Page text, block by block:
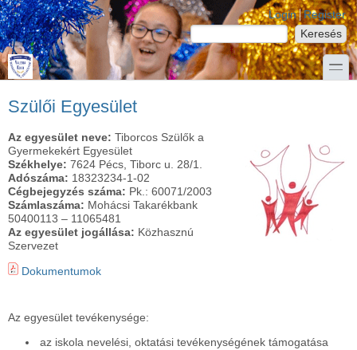
Ugrás a tartalomra
Skip to search
Login links Login Register
Keresés űrlap
Keresés
toggle
Szülői Egyesület
Az egyesület neve: Tiborcos Szülők a
Gyermekekért Egyesület
Székhelye: 7624 Pécs, Tiborc u. 28/1.
Adószáma: 18323234-1-02
Cégbejegyzés száma: Pk.: 60071/2003
Számlaszáma: Mohácsi Takarékbank
50400113 – 11065481
Az egyesület jogállása: Közhasznú
Szervezet
Dokumentumok
Az egyesület tevékenysége:
az iskola nevelési, oktatási tevékenységének támogatása